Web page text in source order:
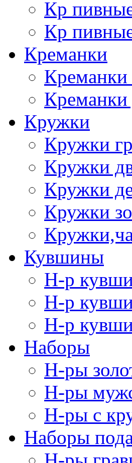
Кр
Кр
Креманки
Креманки
Креманки
Кружки
Кружки
Кружки
Кружки
Кружки
Кувшины
Н-р
Н-р
Н-р
Наборы
Н-ры
Н-ры
Н-ры с
Наборы